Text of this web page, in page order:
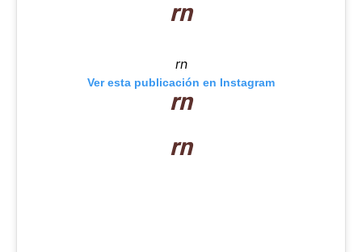
rn
rn
Ver esta publicación en Instagram
rn
rn